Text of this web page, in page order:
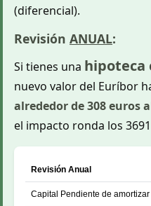
(diferencial).
Revisión ANUAL:
Si tienes una hipoteca
nuevo valor del Euríbor
alrededor de 308 euros
el impacto ronda los
Revisión Anual
Capital Pendiente de amortizar